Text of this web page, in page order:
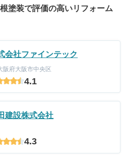
塗装で評価の高いリフォーム
会社ファインテック
阪府大阪市中央区
4.1
建設株式会社
4.3